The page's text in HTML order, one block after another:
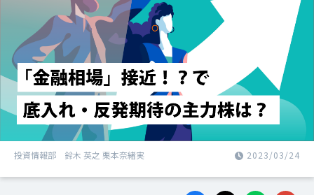
投資情報部 鈴木 英之 栗本奈緒実 2023/03/24